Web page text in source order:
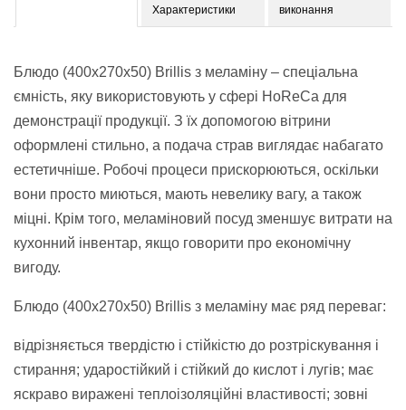
Характеристики
виконання
Блюдо (400x270x50) Brillis з меламіну – спеціальна
ємність, яку використовують у сфері HoReCa для
демонстрації продукції. З їх допомогою вітрини
оформлені стильно, а подача страв виглядає набагато
естетичніше. Робочі процеси прискорюються, оскільки
вони просто миються, мають невелику вагу, а також
міцні. Крім того, меламіновий посуд зменшує витрати на
кухонний інвентар, якщо говорити про економічну
вигоду.
Блюдо (400x270x50) Brillis з меламіну має ряд переваг:
відрізняється твердістю і стійкістю до розтріскування і
стирання; ударостійкий і стійкий до кислот і лугів; має
яскраво виражені теплоізоляційні властивості; зовні